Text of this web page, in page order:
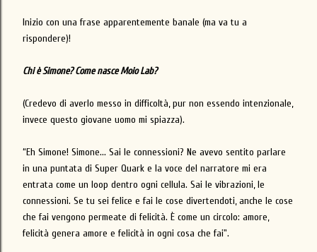
Inizio con una frase apparentemente banale (ma va tu a
rispondere)!
Chi è Simone? Come nasce Moio Lab?
(Credevo di averlo messo in difficoltà, pur non essendo intenzionale,
invece questo giovane uomo mi spiazza).
“Eh Simone! Simone... Sai le connessioni? Ne avevo sentito parlare
in una puntata di Super Quark e la voce del narratore mi era
entrata come un loop dentro ogni cellula. Sai le vibrazioni, le
connessioni. Se tu sei felice e fai le cose divertendoti, anche le cose
che fai vengono permeate di felicità. È come un circolo: amore,
felicità genera amore e felicità in ogni cosa che fai".